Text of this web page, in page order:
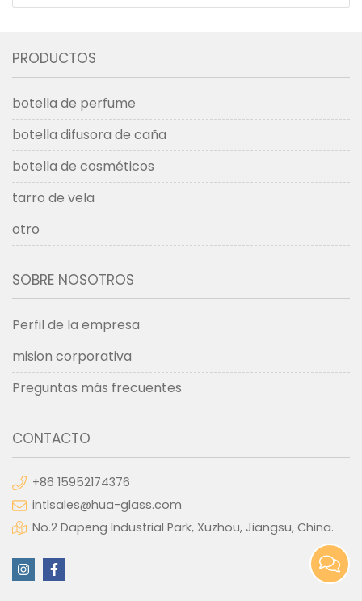
PRODUCTOS
botella de perfume
botella difusora de caña
botella de cosméticos
tarro de vela
otro
SOBRE NOSOTROS
Perfil de la empresa
mision corporativa
Preguntas más frecuentes
CONTACTO
+86 15952174376
intlsales@hua-glass.com
No.2 Dapeng Industrial Park, Xuzhou, Jiangsu, China.